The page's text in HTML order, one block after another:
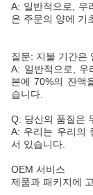
A: 일반적으로, 우
은 주문의 양에 기
질문: 지불 기간은
A: 일반적으로, 우
본에 70%의 잔액
습니다.
Q: 당신의 품질은
A: 우리는 우리의
서 있습니다.
OEM 서비스
제품과 패키지에